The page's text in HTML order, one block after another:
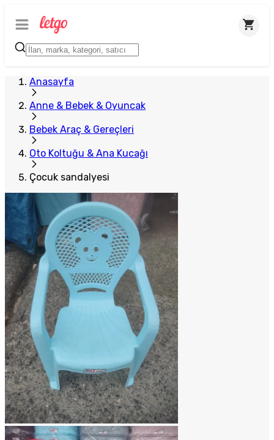
Anasayfa
Anne & Bebek & Oyuncak
Bebek Araç & Gereçleri
Oto Koltuğu & Ana Kucağı
Çocuk sandalyesi
Plus Satıcı